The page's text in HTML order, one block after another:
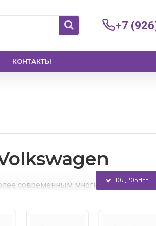
+7
КОНТАКТЫ
современным многие владельцы